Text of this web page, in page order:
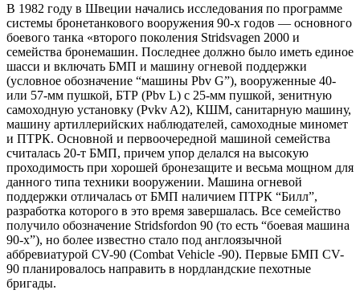
В 1982 году в Швеции начались исследования по программе
системы бронетанкового вооружения 90-х годов — основного
боевого танка «второго поколения Stridsvagen 2000 и
семейства бронемашин. Последнее должно было иметь единое
шасси и включать БМП и машину огневой поддержки
(условное обозначение “машины Pbv G”), вооруженные 40-
или 57-мм пушкой, БТР (Pbv L) с 25-мм пушкой, зенитную
самоходную установку (Pvkv A2), КШМ, санитарную машину,
машину артиллерийских наблюдателей, самоходные миномет
и ПТРК. Основной и первоочередной машиной семейства
считалась 20-т БМП, причем упор делался на высокую
проходимость при хорошей бронезащите и весьма мощном для
данного типа техники вооружении. Машина огневой
поддержки отличалась от БМП наличием ПТРК “Билл”,
разработка которого в это время завершалась. Все семейство
получило обозначение Stridsfordon 90 (то есть “боевая машина
90-х”), но более известно стало под англоязычной
аббревиатурой CV-90 (Combat Vehicle -90). Первые БМП CV-
90 планировалось направить в нордландские пехотные
бригады.